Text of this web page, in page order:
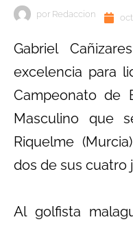
por Redaccion
Gabriel
excelencia para
Campeonato de
Masculino que
Riquelme
dos de sus cuatro
Al golfista